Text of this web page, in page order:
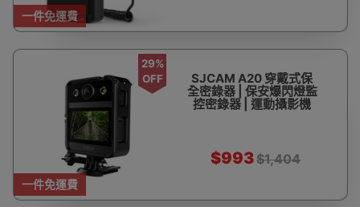
一件免運費
一件免運費
29%
OFF
SJCAM A20 穿戴式保
全密錄器 | 保安爆閃燈監
控密錄器 | 運動攝影機
$993$1,404